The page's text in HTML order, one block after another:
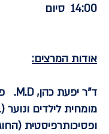
14:00 סיום
אודות המרצים:
ד"ר יפעת כהן, M.D.
ופסיכותרפיסטית